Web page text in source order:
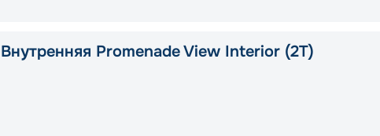
Внутренняя Promenade View Interior (2T)